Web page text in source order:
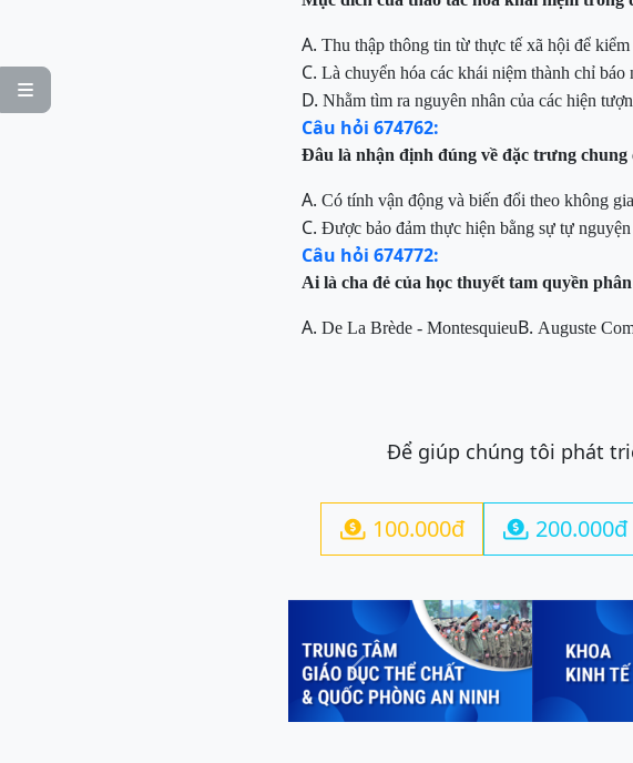

A. Thu thập thông tin từ thực tế xã hội để
C. Là chuyển hóa các khái niệm thành chỉ báo
D. Nhằm tìm ra nguyên nhân của các hiện
Câu hỏi 674762:
Đâu là nhận định đúng về đặc trưng chung
A. Có tính vận động và biến đổi theo không
C. Được bảo đảm thực hiện bằng sự tự
Câu hỏi 674772:
Ai là cha đẻ của học thuyết tam quyền
A. De La Brède - MontesquieuB. Auguste
Để giúp chúng tôi phát
 100.000đ  200.000đ
Previous